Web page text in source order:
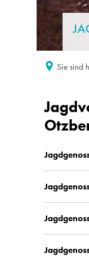
Sie sind